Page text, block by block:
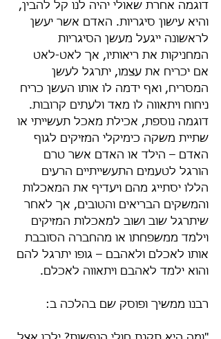
דוגמה אחרת שאולי יהיה לנו קל להבין,
והיא עישון סיגריות. האדם אשר יעשן
לראשונה ייגעל מעשן הסיגריות
המחניקות את ריאותיו, אך לאט-לאט
אם יכריח את עצמו, יתרגל לעשן
המסריח, ואף ידמה לו אותו העשן כריח
ניחוח ויתאווה לו מאד ולעתים קרובות.
דוגמה נוספת, אכילת מאכל תעשייתי או
שתיית משקה כימיקלי המזיקים לגוף
האדם – הילד או האדם אשר טרם
הורגל לטעמים התעשייתיים הרעים
הללו יסתייג מהם ויעדיף את המאכלות
והמשקים הבריאים והטובים, אך לאחר
שיתרגל שוב ושוב למאכלות המזיקים
וילמד ממשפחתו או מהחברה הסובבת
אותו לאכלם ולאהבם – גופו יתרגל להם
והוא ילמד לאהבם ויתאווה לאכלם.
רבנו ממשיך ופוסק שם בהלכה ב: